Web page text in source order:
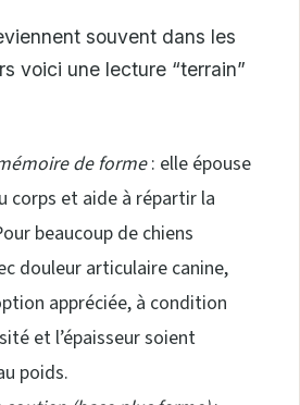
souvent dans les
voici une lecture “terrain”
de forme: elle épouse
corps et aide à répartir la
beaucoup de chiens
douleur articulaire canine,
appréciée, à condition
et l’épaisseur soient
poids.